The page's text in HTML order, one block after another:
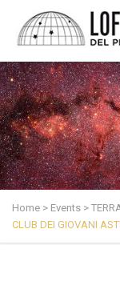
Home > Events >
CLUB DEI GIOVANI